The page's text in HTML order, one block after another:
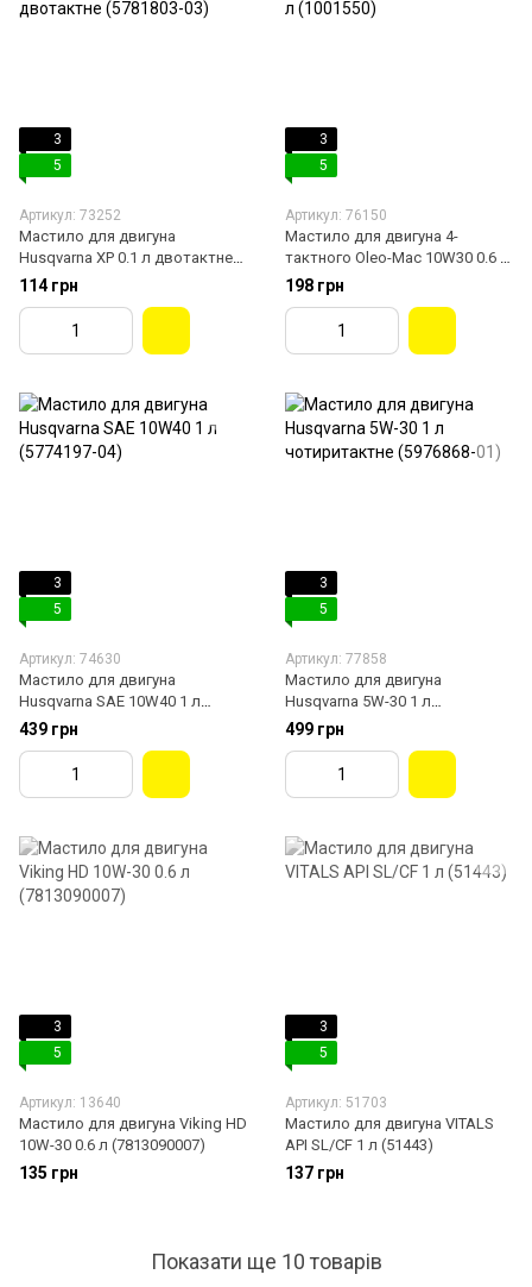
3
5
Артикул: 73252
Мастило для двигуна
Husqvarna XP 0.1 л двотактне
(5781803-03)
114 грн
3
5
Артикул: 76150
Мастило для двигуна 4-
тактного Oleo-Mac 10W30 0.6 л
(1001550)
198 грн
3
5
Артикул: 74630
Мастило для двигуна
Husqvarna SAE 10W40 1 л
(5774197-04)
439 грн
3
5
Артикул: 77858
Мастило для двигуна
Husqvarna 5W-30 1 л
чотиритактне (5976868-01)
499 грн
3
5
Артикул: 13640
Мастило для двигуна Viking HD
10W-30 0.6 л (7813090007)
135 грн
3
5
Артикул: 51703
Мастило для двигуна VITALS
API SL/CF 1 л (51443)
137 грн
Показати ще 10 товарів